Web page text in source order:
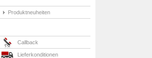
Produktneuheiten
Callback
Lieferkonditionen